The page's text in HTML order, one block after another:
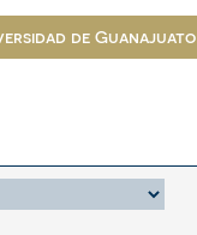
de Guanajuato